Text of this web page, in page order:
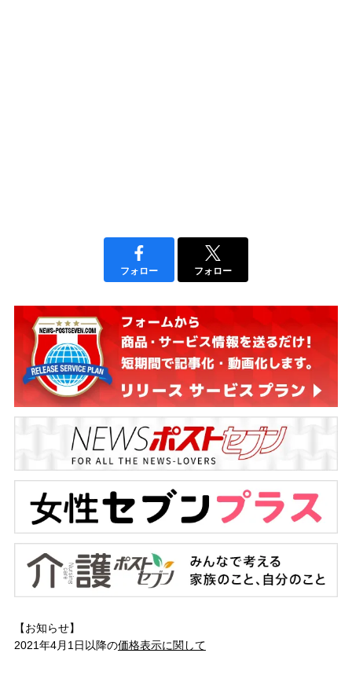
フォロー フォロー
【お知らせ】
2021年4月1日以降の価格表示に関して